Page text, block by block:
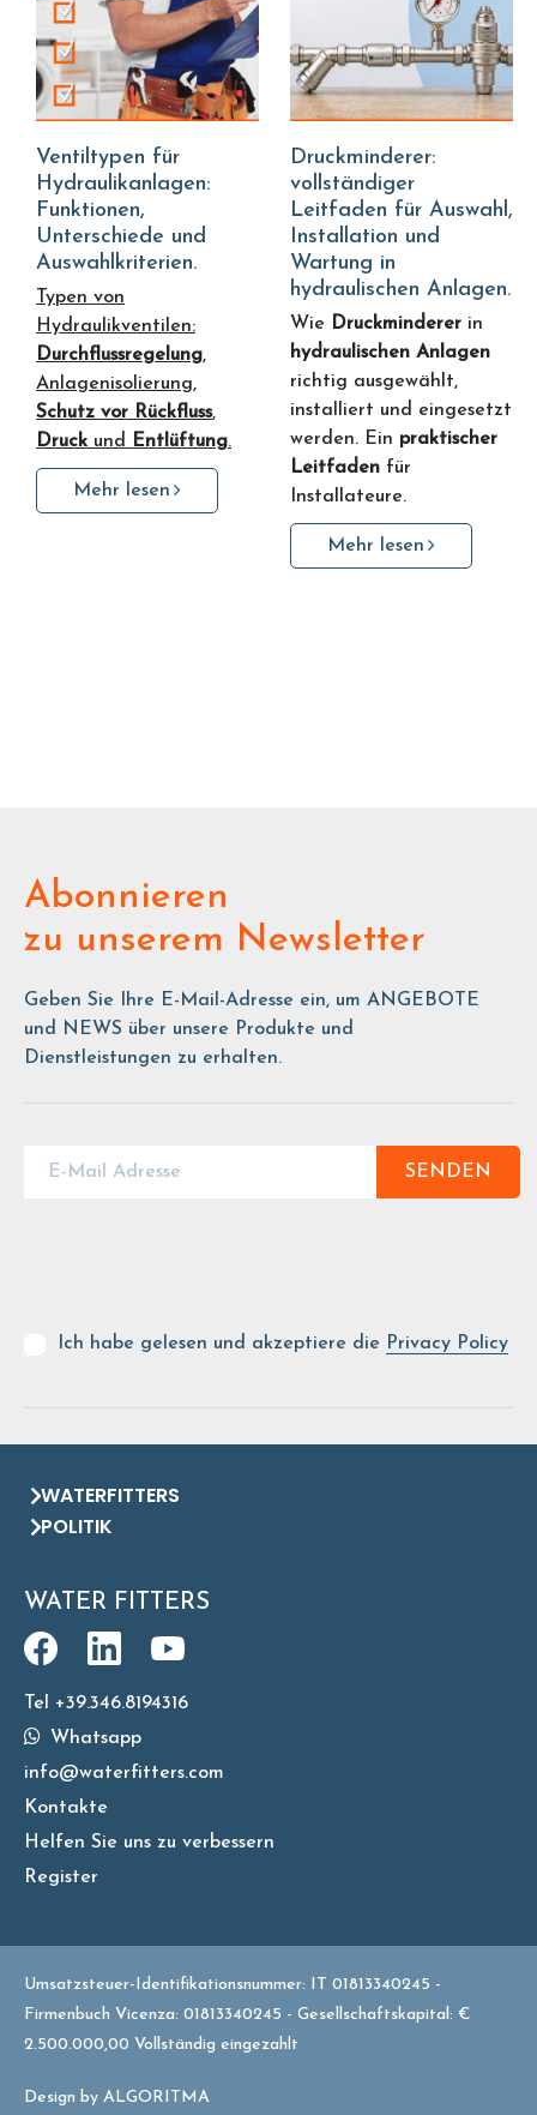
Ventiltypen für
Hydraulikanlagen:
Funktionen,
Unterschiede und
Auswahlkriterien.
Typen von
Hydraulikventilen:
Durchflussregelung,
Anlagenisolierung,
Schutz vor Rückfluss,
Druck und Entlüftung.
Mehr lesen
Druckminderer:
vollständiger
Leitfaden für Auswahl,
Installation und
Wartung in
hydraulischen Anlagen.
Wie Druckminderer in
hydraulischen Anlagen
richtig ausgewählt,
installiert und eingesetzt
werden. Ein praktischer
Leitfaden für
Installateure.
Mehr lesen
Abonnieren
zu unserem Newsletter
Geben Sie Ihre E-Mail-Adresse ein, um ANGEBOTE
und NEWS über unsere Produkte und
Dienstleistungen zu erhalten.
SENDEN
Ich habe gelesen und akzeptiere die Privacy Policy
WATERFITTERS
POLITIK
WATER FITTERS
Tel +39.346.8194316
Whatsapp
info@waterfitters.com
Kontakte
Helfen Sie uns zu verbessern
Register
Umsatzsteuer-Identifikationsnummer: IT 01813340245 -
Firmenbuch Vicenza: 01813340245 - Gesellschaftskapital: €
2.500.000,00 Vollständig eingezahlt
Design by ALGORITMA